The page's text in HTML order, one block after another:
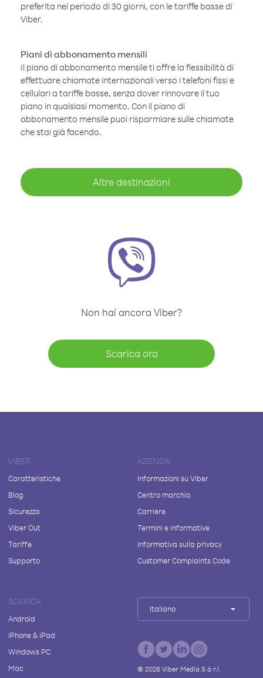
preferita nel periodo di 30 giorni, con le tariffe basse di
Viber.
Piani di abbonamento mensili
Il piano di abbonamento mensile ti offre la flessibilità di
effettuare chiamate internazionali verso i telefoni fissi e
cellulari a tariffe basse, senza dover rinnovare il tuo
piano in qualsiasi momento. Con il piano di
abbonamento mensile puoi risparmiare sulle chiamate
che stai già facendo.
Altre destinazioni
Non hai ancora Viber?
Scarica ora
VIBER
Caratteristiche
Blog
Sicurezza
Viber Out
Tariffe
Supporto
AZIENDA
Informazioni su Viber
Centro marchio
Carriere
Termini e informative
Informativa sulla privacy
Customer Complaints Code
SCARICA
Android
iPhone & iPad
Windows PC
Mac
Italiano
© 2026Viber Media S.à r.l.